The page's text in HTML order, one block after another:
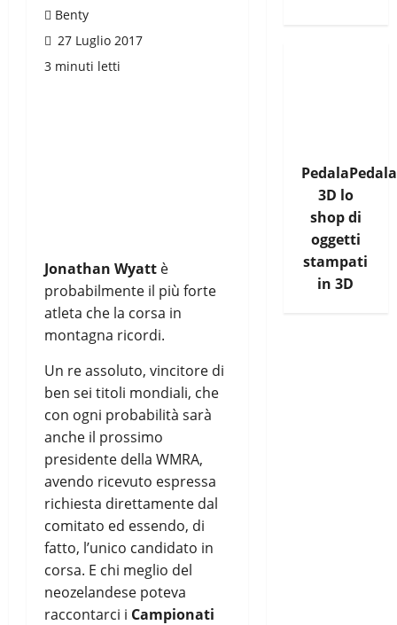
Benty
27 Luglio 2017
3 minuti letti
Jonathan Wyatt è
probabilmente il più forte
atleta che la corsa in
montagna ricordi.
Un re assoluto, vincitore di
ben sei titoli mondiali, che
con ogni probabilità sarà
anche il prossimo
presidente della WMRA,
avendo ricevuto espressa
richiesta direttamente dal
comitato ed essendo, di
fatto, l’unico candidato in
corsa. E chi meglio del
neozelandese poteva
raccontarci i Campionati
PedalaPedala
3D lo
shop di
oggetti
stampati
in 3D